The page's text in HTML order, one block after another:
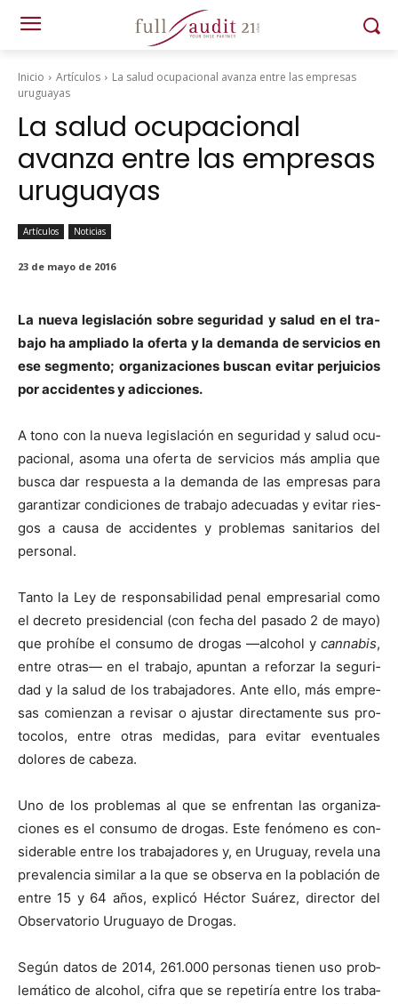
Inicio Artículos
La salud ocupacional avanza entre las empresas
uruguayas
La salud ocupacional
avanza entre las empresas
uruguayas
Artículos Noticias
23 de mayo de 2016
La nue­va leg­is­lación sobre seguri­dad y salud en el tra­
ba­jo ha ampli­a­do la ofer­ta y la deman­da de ser­vi­cios en
ese seg­men­to; orga­ni­za­ciones bus­can evi­tar per­juicios
por acci­dentes y adic­ciones.
A tono con la nue­va leg­is­lación en seguri­dad y salud ocu­
pa­cional, aso­ma una ofer­ta de ser­vi­cios más amplia que
bus­ca dar respues­ta a la deman­da de las empre­sas para
garan­ti­zar condi­ciones de tra­ba­jo ade­cuadas y evi­tar ries­
gos a causa de acci­dentes y prob­le­mas san­i­tar­ios del
per­son­al.
Tan­to la Ley de respon­s­abil­i­dad penal empre­sar­i­al como
el decre­to pres­i­den­cial (con fecha del pasa­do 2 de mayo)
que pro­híbe el con­sumo de dro­gas —alco­hol y cannabis,
entre otras— en el tra­ba­jo, apun­tan a reforzar la seguri­
dad y la salud de los tra­ba­jadores. Ante ello, más empre­
sas comien­zan a revis­ar o ajus­tar direc­ta­mente sus pro­
to­co­los, entre otras medi­das, para evi­tar even­tuales
dolores de cabeza.
Uno de los prob­le­mas al que se enfrentan las orga­ni­za­
ciones es el con­sumo de dro­gas. Este fenó­meno es con­
sid­er­able entre los tra­ba­jadores y, en Uruguay, rev­ela una
preva­len­cia sim­i­lar a la que se obser­va en la población de
entre 15 y 64 años, explicó Héc­tor Suárez, direc­tor del
Obser­va­to­rio Uruguayo de Dro­gas.
Según datos de 2014, 261.000 per­sonas tienen uso prob­
lemáti­co de alco­hol, cifra que se repe­tiría entre los tra­ba­